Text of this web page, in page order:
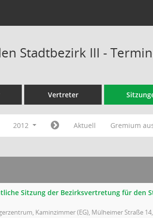
Stadtbezirk III -
Vertreter
2012 Aktuell Gremium
Sitzung der Bezirksvertretung für den
Kaminzimmer (EG), Mülheimer Straße